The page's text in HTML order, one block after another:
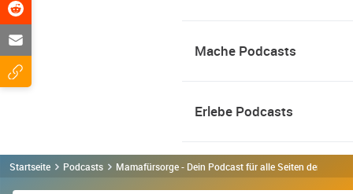
Mache Podcasts
Erlebe Podcasts
Startseite Podcasts Mamafürsorge - Dein Podcast für alle Seiten der